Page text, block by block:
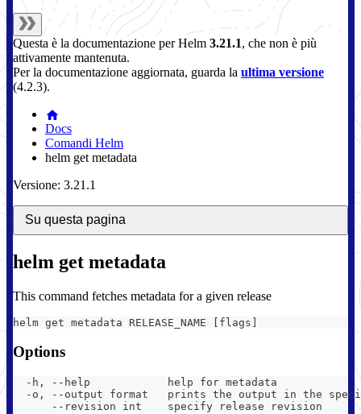
Questa è la documentazione perHelm 3.21.1, che non è più
attivamente mantenuta.
Per la documentazione aggiornata, guarda la ultima versione
(4.2.3).
Docs
Comandi Helm
helm get metadata
Versione: 3.21.1
Su questa pagina
helm get metadata
This command fetches metadata for a given release
helm get metadata RELEASE_NAME [flags]
Options
  -h, --help            help for metadata
-o, --output format   prints the output in the
      --revision int    specify release revision